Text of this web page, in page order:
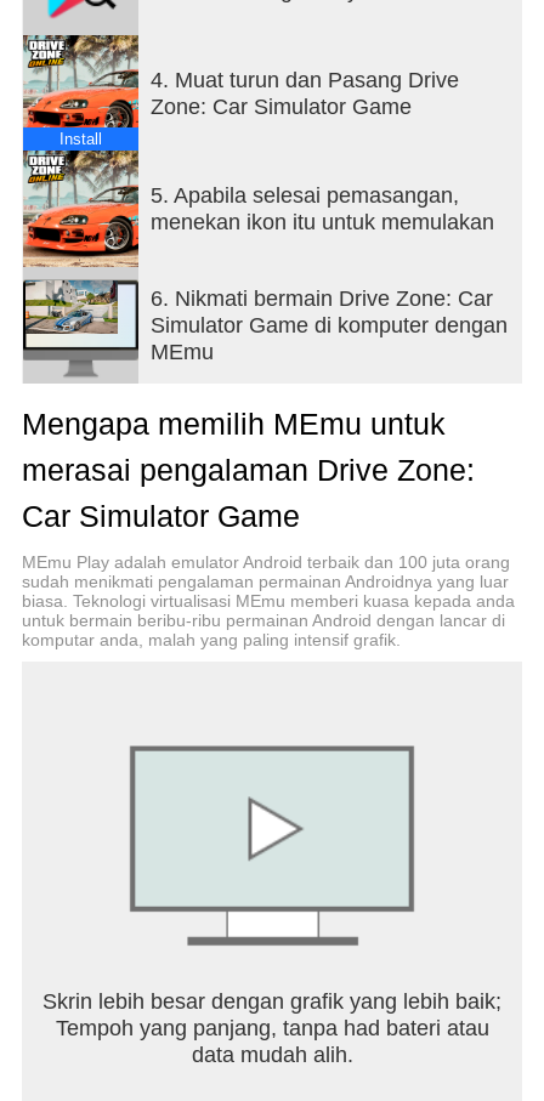
အသားအရေကိုဆွဲယူနိုင်သည့်အခမဲ့ဗီနိုင်းတည်းဖြတ်သူ
- ယာဉ်ကိုင်တွယ်မှုနှင့် ပုံပန်းသဏ္ဌာန်ကို ပိုမိုကောင်းမွန်
စေရန် Suspension နှင့် camber ချိန်ညှိမှုများ
- အင်ဂျင်နှင့် ဂီယာဘောက်စ်များသည် သင်၏ပြိုင်ဘက်
များကို အနိုင်ယူရန် ကူညီပေးပါလိမ့်မည်။
- ကားတိုင်းတွင် ဒီဇိုင်းကောင်းမွန်သော အတွင်းခန်းနှင့်
အင်ဂျင်၊ တံခါးများအားလုံး၊ hood နှင့် ကိုယ်လုံးပွင့်များ
ရှိသည်။
ဂရပ်ဖစ်ကောင်း
- လက်တွေ့ဆန်သော DZO ဂရပ်ဖစ်သည် မိုဘိုင်းလ်ဖုန်း
ဂိမ်းတစ်ခုတွင် အမိုက်ဆုံးရုပ်ပုံကို ဖန်တီးပါ။
- ကား၏အတွင်းပိုင်းအသေးစိတ်သည် သင့်ကို စွဲမက်
ပါသည်။
- စွမ်းဆောင်ရည်မြင့်မားပြီး အစွမ်းထက်သောကိရိယာ
များတွင်သာ ကစားနိုင်သည်။
- အဆင့်မြင့်ဂရပ်ဖစ်ဆက်တင်များသည် သင်လိုအပ်
သမျှကို ရွေးချယ်နိုင်စေမည်ဖြစ်သည်။
ဂိမ်းကစားခြင်း။
နယ်နိမိတ်မရှိပါ။ ကားအသစ်များအတွက် ပြိုင်ပွဲများ
တွင်ပါဝင်ရုံသာမက စတန့်များလုပ်ဆောင်ကာ Drift
ပျံ့လွင့်နေသောအမှတ်များအတွက် ယှဉ်ပြိုင်မည်
-CAR RACE မုဒ် - အောင်နိုင်သူသည် ပြင်းထန်သော
ကျော်သူဖြစ်လိမ့်မည်။
-SKILL TEST မုဒ် - ရူးသွပ်သောစကိတ်ခုန်ကာတွန်းများ
- ဂုဏ်သိက္ခာရှိစွာ ကားမောင်းတတ်အောင် သင်ကြားပေး
မည့် ယာဉ်မောင်းကျောင်းသည် ကားများစွာကို စမ်းသပ်
ခွင့်ပေးပြီး အောင်မြင်ပြီးနောက် အထူးဆုများ ချီးမြှင့်
Install
4. Muat turun dan Pasang Drive
Zone: Car Simulator Game
5. Apabila selesai pemasangan,
menekan ikon itu untuk memulakan
6. Nikmati bermain Drive Zone: Car
Simulator Game di komputer dengan
MEmu
Mengapa memilih MEmu untuk
merasai pengalaman Drive Zone:
Car Simulator Game
MEmu Play adalah emulator Android terbaik dan 100 juta orang
sudah menikmati pengalaman permainan Androidnya yang luar
biasa. Teknologi virtualisasi MEmu memberi kuasa kepada anda
untuk bermain beribu-ribu permainan Android dengan lancar di
komputar anda, malah yang paling intensif grafik.
Skrin lebih besar dengan grafik yang lebih baik;
Tempoh yang panjang, tanpa had bateri atau
data mudah alih.